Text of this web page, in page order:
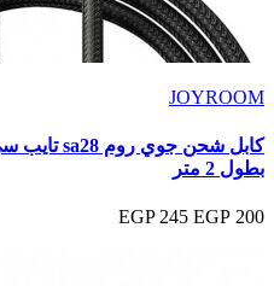
JOYROOM
بطول 2 متر
200 EGP
245 EGP